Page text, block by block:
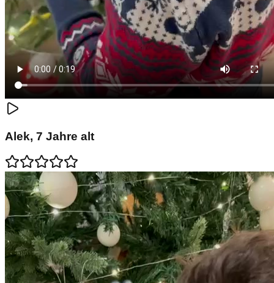
Alek, 7 Jahre alt